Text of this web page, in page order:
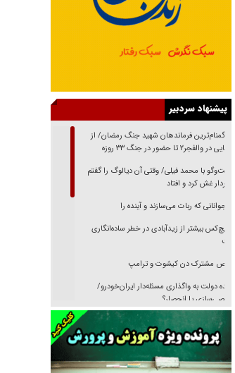
پیشنهاد سردبیر
از گمنام‌ترین فرماندهان شهید جنگ رمضان/ از
شناسایی در والفجر۲ تا حضور در جنگ ۳۳ روزه
گفت‌وگو با محمد فیلی/ وقتی آن دیالوگ را گفتم
فیلمبردار غش کرد و افتاد
نوجوانانی که ربات می‌سازند و آینده را
هیچ‌کس بیشتر از زیدآبادی در خطر ساده‌انگاری
نیست
رقص مشترک دن کیشوت و ترامپ
دنده دولت به واگذاری مسئله‌دار ایران‌خودرو/
خصوصی‌سازی یا انحصار؟
غریزه‌ی بقا و آقای باقی و رفقا
جراحی‌های زیبایی با مدرک فوق‌دیپلم! + گفت‌وگو
با متهم